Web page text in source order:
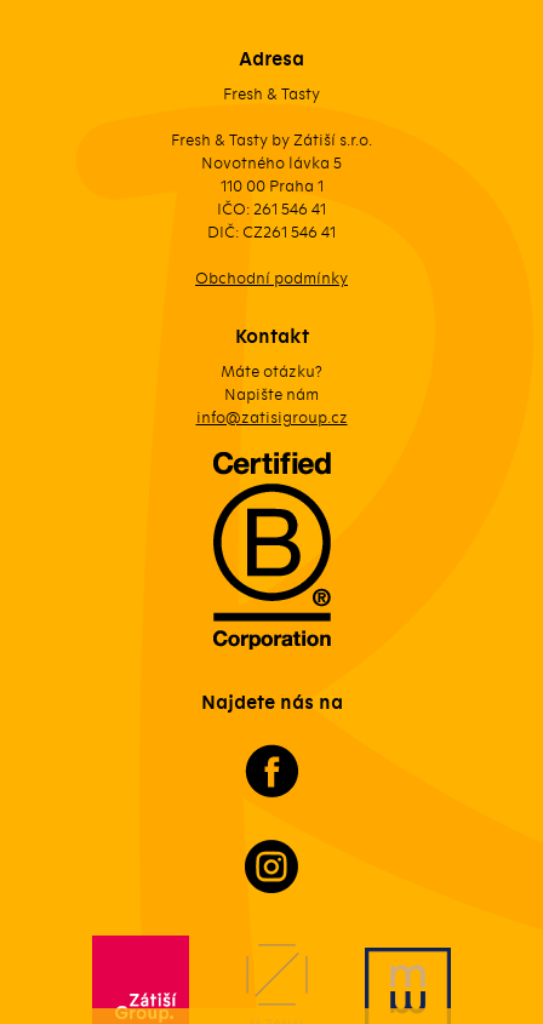
Adresa
Fresh & Tasty
Fresh & Tasty by Zátiší s.r.o.
Novotného lávka 5
110 00 Praha 1
IČO: 261 546 41
DIČ: CZ261 546 41
Obchodní podmínky
Kontakt
Máte otázku?
Napište nám
info@zatisigroup.cz
Najdete nás na